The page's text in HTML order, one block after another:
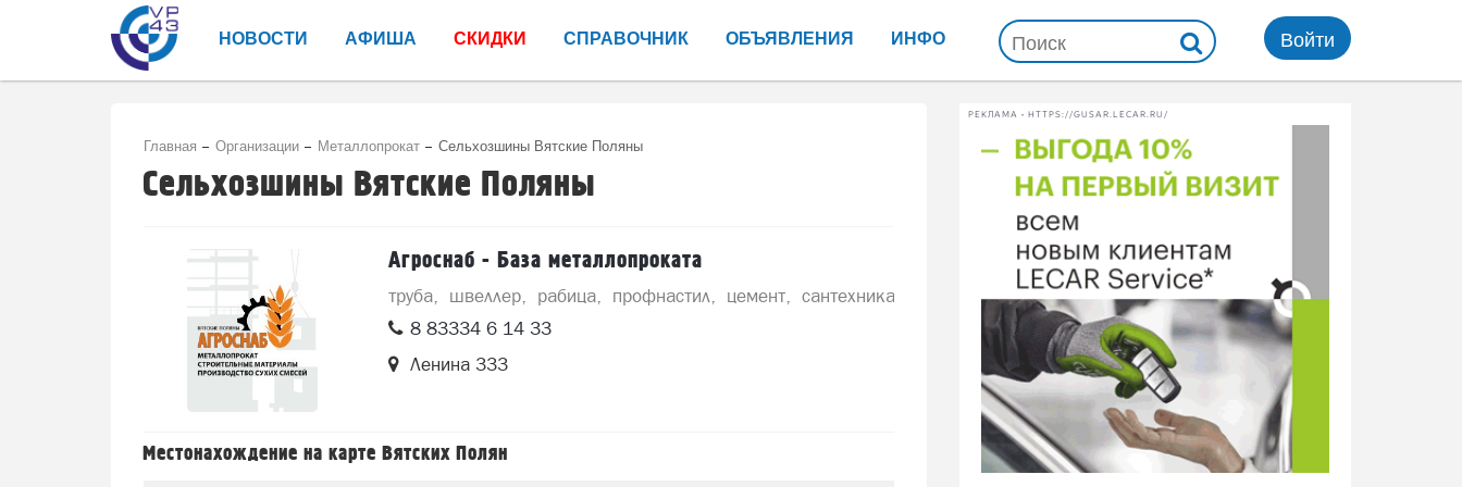
НОВОСТИ АФИША СКИДКИ СПРАВОЧНИК ОБЪЯВЛЕНИЯ ИНФО Войти
Главная Организации Металлопрокат Сельхозшины Вятские Поляны
Сельхозшины Вятские Поляны
Агроснаб - База металлопроката
труба швеллер рабица профнастил цемент сантехника запчасти сухие смеси автошины
сельхозшины
8 83334 6 14 33
Ленина 333
Местонахождение на карте Вятских Полян
РЕКЛАМА • HTTPS://GUSAR.LECAR.RU/